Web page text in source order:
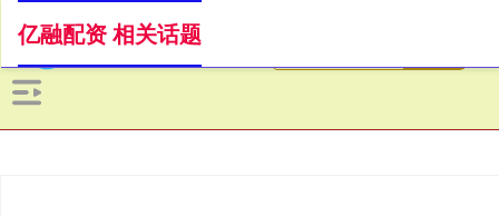
亿融配资 相关话题